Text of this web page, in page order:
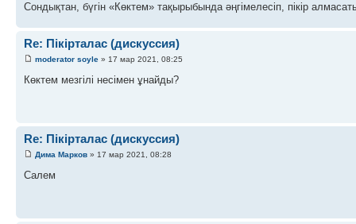
Сондықтан, бүгін «Көктем» тақырыбында әңгімелесіп, пікір
Re: Пікірталас (дискуссия)
moderator soyle » 17 мар 2021, 08:25
Көктем мезгілі несімен ұнайды?
Re: Пікірталас (дискуссия)
Дима Марков » 17 мар 2021, 08:28
Салем